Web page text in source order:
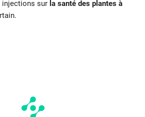
injections sur la santé des plantes à